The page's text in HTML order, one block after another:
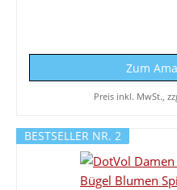
Zum
Preis inkl. MwSt.,
BESTSELLER NR. 2